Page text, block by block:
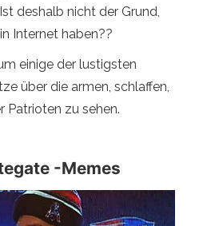
deshalb nicht der Grund,
Internet haben??
einige der lustigsten
über die armen, schlaffen,
Patrioten zu sehen.
-Memes